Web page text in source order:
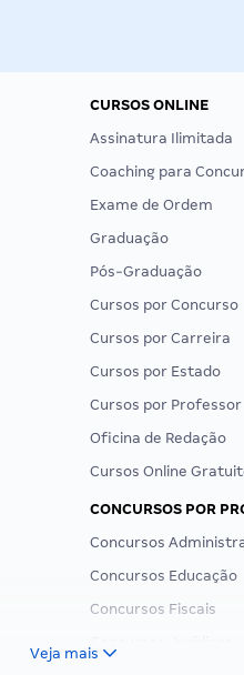
CURSOS ONLINE
Assinatura Ilimitada
Coaching para
Exame de Ordem
Graduação
Pós-Graduação
Cursos por Concurso
Cursos por Carreira
Cursos por Estado
Cursos por Professor
Oficina de Redação
Cursos Online
CONCURSOS POR
Concursos
Concursos Educação
Concursos Fiscais
Veja mais